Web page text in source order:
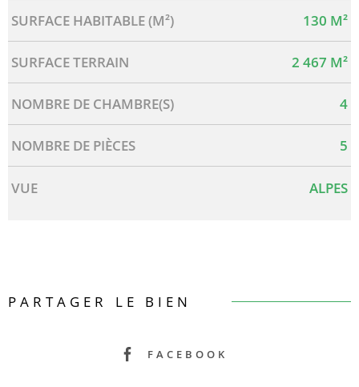
SURFACE HABITABLE (M²) 130 M²
SURFACE TERRAIN 2 467 M²
NOMBRE DE CHAMBRE(S) 4
NOMBRE DE PIÈCES 5
VUE ALPES
PARTAGER LE BIEN
FACEBOOK